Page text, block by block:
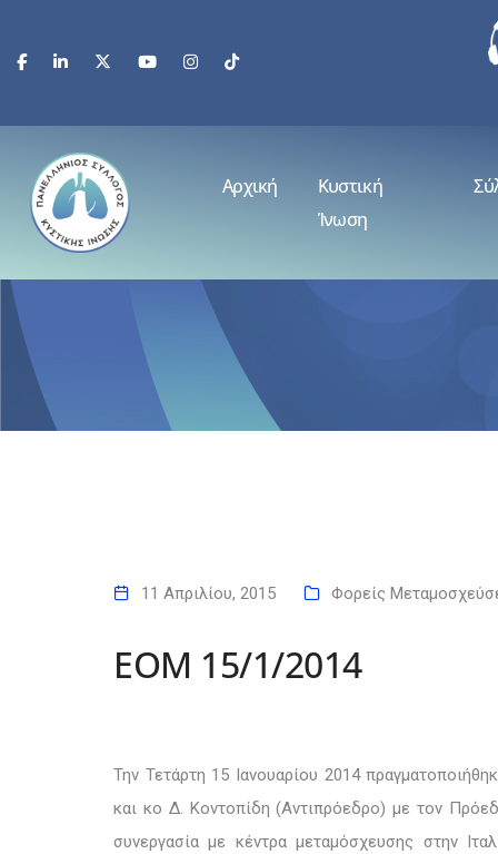
Αρχική
Κυστική
Ίνωση
11 Απριλίου, 2015 Φορείς
ΕΟΜ 15/1/2014
Την Τετάρτη 15 Ιανουαρίου 2014
και κο Δ. Κοντοπίδη (Αντιπρόεδρο) με τον
συνεργασία με κέντρα μεταμόσχευσης στην